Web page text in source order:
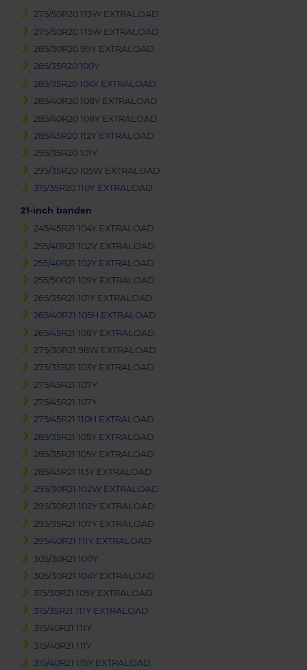
275/50R20 113W EXTRALOAD
275/50R20 113W EXTRALOAD
285/30R20 99Y EXTRALOAD
285/35R20 100Y
285/35R20 104Y EXTRALOAD
285/40R20 108Y EXTRALOAD
285/40R20 108Y EXTRALOAD
285/45R20 112Y EXTRALOAD
295/35R20 101Y
295/35R20 105W EXTRALOAD
315/35R20 110Y EXTRALOAD
21-inch banden
245/45R21 104Y EXTRALOAD
255/40R21 102V EXTRALOAD
255/40R21 102Y EXTRALOAD
255/50R21 109Y EXTRALOAD
265/35R21 101Y EXTRALOAD
265/40R21 105H EXTRALOAD
265/45R21 108Y EXTRALOAD
275/30R21 98W EXTRALOAD
275/35R21 103Y EXTRALOAD
275/45R21 107Y
275/45R21 107Y
275/45R21 110H EXTRALOAD
285/35R21 105Y EXTRALOAD
285/35R21 105Y EXTRALOAD
285/45R21 113Y EXTRALOAD
295/30R21 102W EXTRALOAD
295/30R21 102Y EXTRALOAD
295/35R21 107Y EXTRALOAD
295/40R21 111Y EXTRALOAD
305/30R21 100Y
305/30R21 104Y EXTRALOAD
315/30R21 105Y EXTRALOAD
315/35R21 111Y EXTRALOAD
315/40R21 111Y
315/40R21 111Y
315/40R21 115Y EXTRALOAD